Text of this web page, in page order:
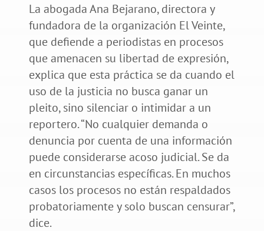
La abogada Ana Bejarano, directora y
fundadora de la organización El Veinte,
que defiende a periodistas en procesos
que amenacen su libertad de expresión,
explica que esta práctica se da cuando el
uso de la justicia no busca ganar un
pleito, sino silenciar o intimidar a un
reportero. “No cualquier demanda o
denuncia por cuenta de una información
puede considerarse acoso judicial. Se da
en circunstancias específicas. En muchos
casos los procesos no están respaldados
probatoriamente y solo buscan censurar”,
dice.